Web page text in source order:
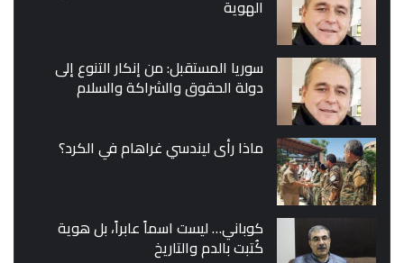
الهوية
سوريا المستقبل: من إنكار التنوع إلى
دولة الحقوق والشراكة والسلام
ماذا رأى ليندسي غراهام في الكرد؟
كوباني… ليست اسماً عابراً، بل هوية
كُتبت بالدم والتاريخ